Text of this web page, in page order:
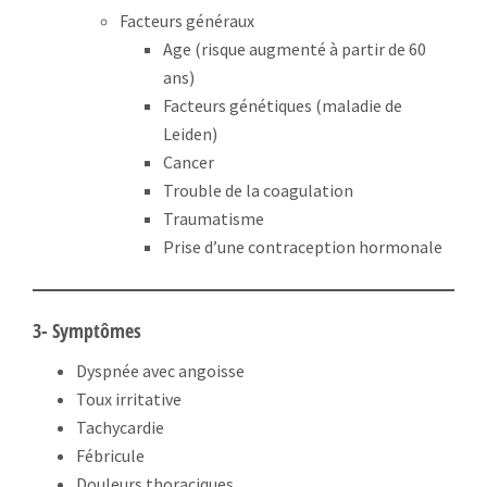
Facteurs généraux
Age (risque augmenté à partir de 60
ans)
Facteurs génétiques (maladie de
Leiden)
Cancer
Trouble de la coagulation
Traumatisme
Prise d’une contraception hormonale
3- Symptômes
Dyspnée avec angoisse
Toux irritative
Tachycardie
Fébricule